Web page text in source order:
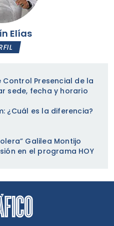
Elías
Control Presencial de la
sede, fecha y horario
¿Cuál es la diferencia?
Galilea Montijo
en el programa HOY